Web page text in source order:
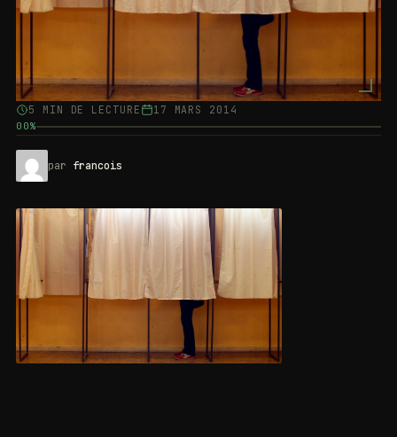
5 MIN DE LECTURE 17 MARS 2014
00%
par francois